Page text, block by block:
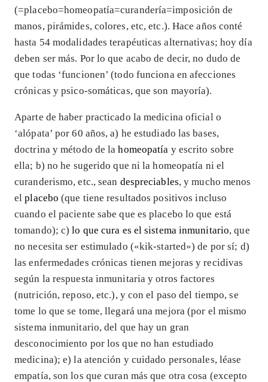
(=placebo=homeopatía=curandería=imposición de
manos, pirámides, colores, etc, etc.). Hace años conté
hasta 54 modalidades terapéuticas alternativas; hoy día
deben ser más. Por lo que acabo de decir, no dudo de
que todas ‘funcionen’ (todo funciona en afecciones
crónicas y psico-somáticas, que son mayoría).
Aparte de haber practicado la medicina oficial o
‘alópata’ por 60 años, a) he estudiado las bases,
doctrina y método de lahomeopatía y escrito sobre
ella; b) no he sugerido que ni la homeopatía ni el
curanderismo, etc., sean despreciables, y mucho menos
elplacebo(que tiene resultados positivos incluso
cuando el paciente sabe que es placebo lo que está
tomando); c)lo que cura es el sistema inmunitario, que
no necesita ser estimulado («kik-started») de por sí; d)
las enfermedades crónicas tienen mejoras y recidivas
según la respuesta inmunitaria y otros factores
(nutrición, reposo, etc.), y con el paso del tiempo, se
tome lo que se tome, llegará una mejora (por el mismo
sistema inmunitario, del que hay un gran
desconocimiento por los que no han estudiado
medicina); e) la atención y cuidado personales, léase
empatía, son los que curan más que otra cosa (excepto